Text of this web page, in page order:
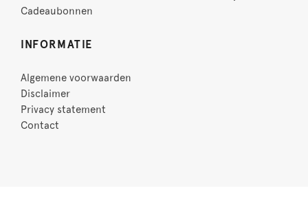
Cadeaubonnen
INFORMATIE
Algemene voorwaarden
Disclaimer
Privacy statement
Contact